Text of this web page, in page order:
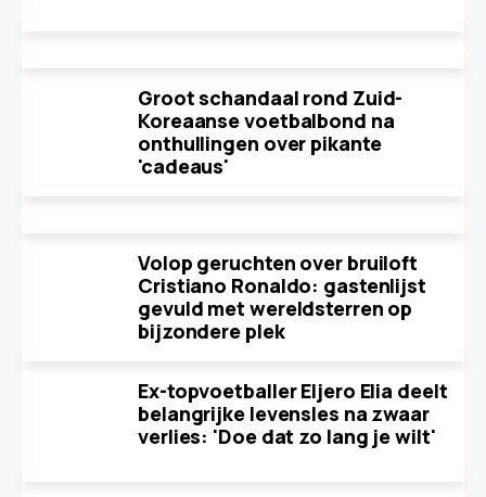
Groot schandaal rond Zuid-
Koreaanse voetbalbond na
onthullingen over pikante
'cadeaus'
Volop geruchten over bruiloft
Cristiano Ronaldo: gastenlijst
gevuld met wereldsterren op
bijzondere plek
Ex-topvoetballer Eljero Elia deelt
belangrijke levensles na zwaar
verlies: 'Doe dat zo lang je wilt'